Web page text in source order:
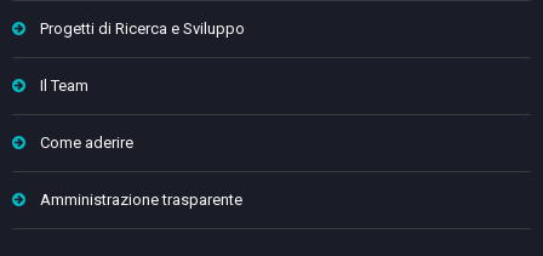
Progetti di Ricerca e Sviluppo
Il Team
Come aderire
Amministrazione trasparente